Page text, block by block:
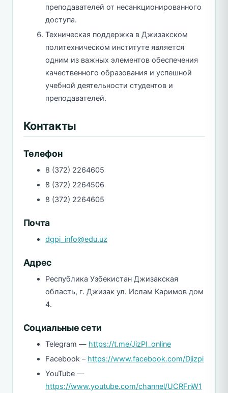
преподавателей от несанкционированного
доступа.
Техническая поддержка в Джизакском
политехническом институте является
одним из важных элементов обеспечения
качественного образования и успешной
учебной деятельности студентов и
преподавателей.
Контакты
Телефон
8 (372) 2264605
8 (372) 2264506
8 (372) 2264605
Почта
dgpi_info@edu.uz
Адрес
Республика Узбекистан Джизакская
область, г. Джизак ул. Ислам Каримов дом
4.
Социальные сети
Telegram — https://t.me/JizPI_online
Facebook – https://www.facebook.com/Djizpi
YouTube —
https://www.youtube.com/channel/UCRFnW1